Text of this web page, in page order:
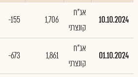
10.10.2024
אג"ח
קונצרני
1,706
-155
01.10.2024
אג"ח
קונצרני
1,861
-673